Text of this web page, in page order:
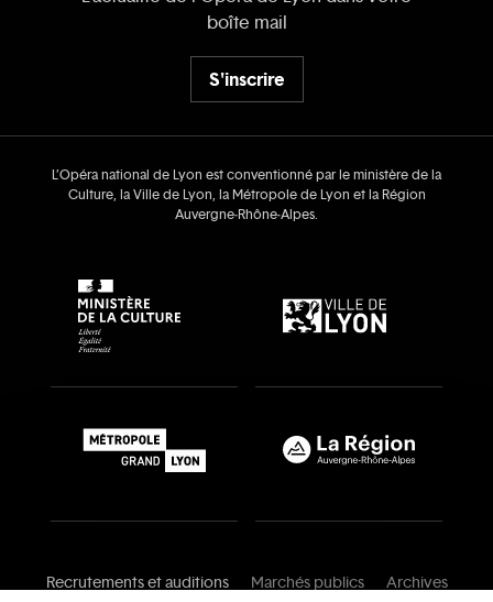
boîte mail
S'inscrire
L’Opéra national de Lyon est conventionné par le ministère de la
Culture, la Ville de Lyon, la Métropole de Lyon et la Région
Auvergne‑Rhône‑Alpes.
Recrutements et auditions Marchés publics Archives